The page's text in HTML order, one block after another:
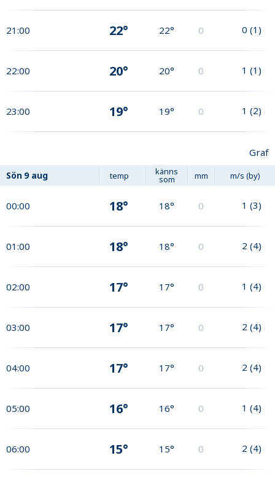
21:00 22° 22° 0 0 (1)
22:00 20° 20° 0 1 (1)
23:00 19° 19° 0 1 (2)
Graf
Sön 9 aug temp känns
som mm m/s (by)
00:00 18° 18° 0 1 (3)
01:00 18° 18° 0 2 (4)
02:00 17° 17° 0 1 (4)
03:00 17° 17° 0 2 (4)
04:00 17° 17° 0 2 (4)
05:00 16° 16° 0 1 (4)
06:00 15° 15° 0 2 (4)